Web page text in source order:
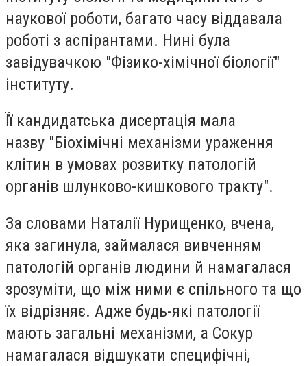
наукової роботи, багато часу віддавала
роботі з аспірантами. Нині була
завідувачкою "Фізико-хімічної біології"
інституту.
Її кандидатська дисертація мала
назву "Біохімічні механізми ураження
клітин в умовах розвитку патологій
органів шлунково-кишкового тракту".
За словами Наталії Нурищенко, вчена,
яка загинула, займалася вивченням
патологій органів людини й намагалася
зрозуміти, що між ними є спільного та що
їх відрізняє. Адже будь-які патології
мають загальні механізми, а Сокур
намагалася відшукати специфічні,